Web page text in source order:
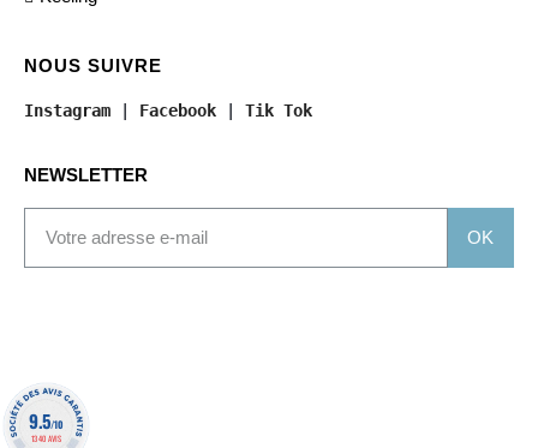
NOUS SUIVRE
Instagram | Facebook | Tik Tok
NEWSLETTER
OK
9.5/10
1340 AVIS